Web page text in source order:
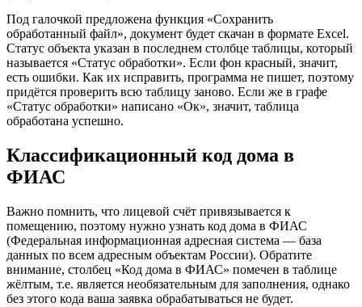
Под галочкой предложена функция «Сохранить
обработанный файл», документ будет скачан в формате Excel.
Статус объекта указан в последнем столбце таблицы, который
называется «Статус обработки». Если фон красный, значит,
есть ошибки. Как их исправить, программа не пишет, поэтому
придётся проверить всю таблицу заново. Если же в графе
«Статус обработки» написано «Ок», значит, таблица
обработана успешно.
Классификационный код дома в
ФИАС
Важно помнить, что лицевой счёт привязывается к
помещению, поэтому нужно узнать код дома в ФИАС
(Федеральная информационная адресная система — база
данных по всем адресным объектам России). Обратите
внимание, столбец «Код дома в ФИАС» помечен в таблице
жёлтым, т.е. является необязательным для заполнения, однако
без этого кода ваша заявка обрабатываться не будет.